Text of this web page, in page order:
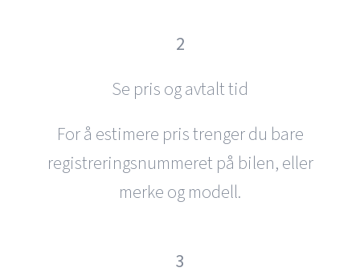
2
Se pris og avtalt tid
For å estimere pris trenger du bare
registreringsnummeret på bilen, eller
merke og modell.
3